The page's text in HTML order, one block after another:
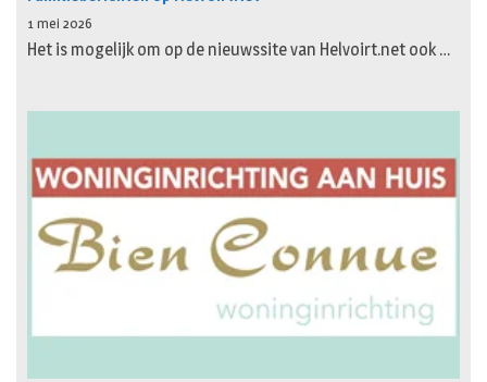
1 mei 2026
Het is mogelijk om op de nieuwssite van Helvoirt.net ook …